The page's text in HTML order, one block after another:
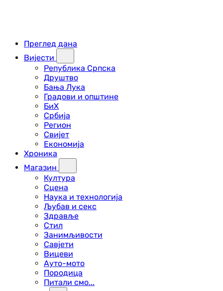
Преглед дана
Вијести
Република Српска
Друштво
Бања Лука
Градови и општине
БиХ
Србија
Регион
Свијет
Економија
Хроника
Магазин
Култура
Сцена
Наука и технологија
Љубав и секс
Здравље
Стил
Занимљивости
Савјети
Вицеви
Ауто-мото
Породица
Питали смо...